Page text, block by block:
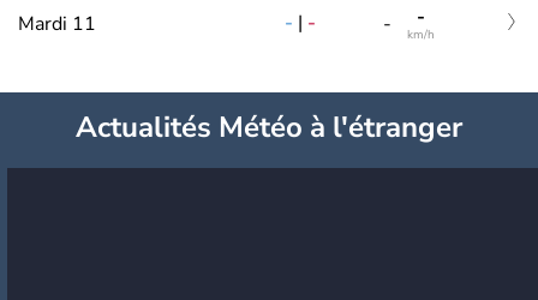
Mardi 11 - | - - -
km/h
Actualités Météo à l'étranger